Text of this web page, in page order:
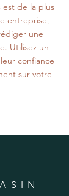
est de la plus
entreprise,
une
Utilisez un
confiance
sur votre